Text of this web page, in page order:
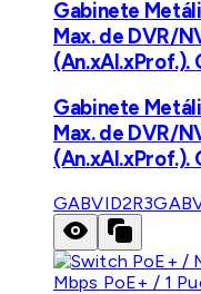
Gabinete
Max. de DVR/
(An.xAl.xProf.).
Gabinete
Max. de DVR/
(An.xAl.xProf.).
GABVID2R3